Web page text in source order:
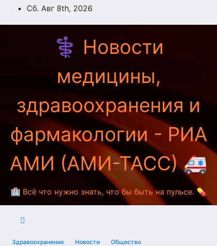
ПерейтиСб. Авг 8th, 2026
⚕️ Новости
медицины,
здравоохранения и
фармакологии - РИА
АМИ (АМИ-ТАСС) 🚑
🏥 Всё что нужно знать, что бы быть на пульсе. 💊
Здравоохранение Новости Общество